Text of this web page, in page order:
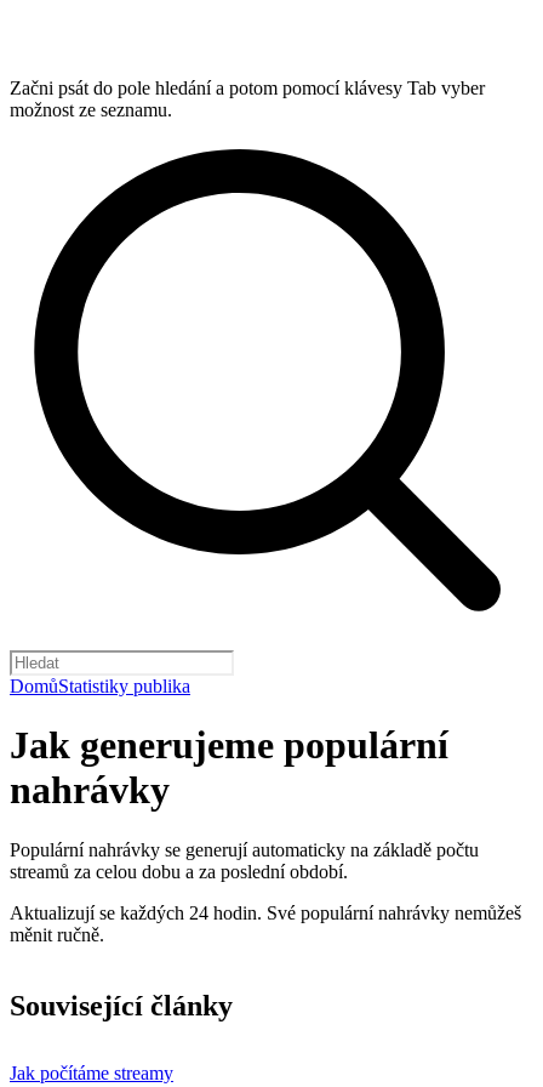
Začni psát do pole hledání a potom pomocí klávesy Tab vyber
možnost ze seznamu.
DomůStatistiky publika
Jak generujeme populární
nahrávky
Populární nahrávky se generují automaticky na základě počtu
streamů za celou dobu a za poslední období.
Aktualizují se každých 24 hodin. Své populární nahrávky nemůžeš
měnit ručně.
Související články
Jak počítáme streamy